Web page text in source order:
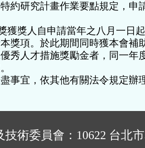
研究計畫作業要點規定，申
獲獎人自申請當年之 八月一日
項。於此期間同時獲本會補
秀人才措施獎勵金者，同一年
事宜，依其他有關法令規定辦
技術委員會：10622 台北